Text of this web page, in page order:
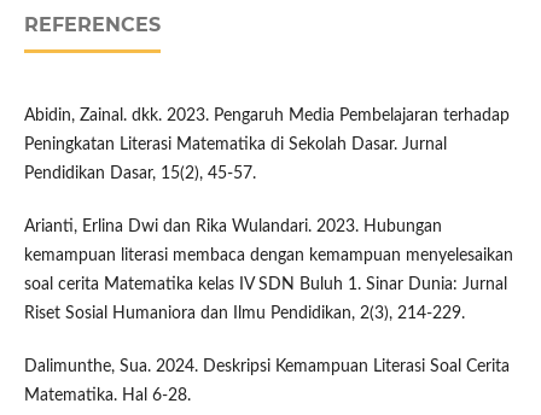
REFERENCES
Abidin, Zainal. dkk. 2023. Pengaruh Media Pembelajaran terhadap
Peningkatan Literasi Matematika di Sekolah Dasar. Jurnal
Pendidikan Dasar, 15(2), 45-57.
Arianti, Erlina Dwi dan Rika Wulandari. 2023. Hubungan
kemampuan literasi membaca dengan kemampuan menyelesaikan
soal cerita Matematika kelas IV SDN Buluh 1. Sinar Dunia: Jurnal
Riset Sosial Humaniora dan Ilmu Pendidikan, 2(3), 214-229.
Dalimunthe, Sua. 2024. Deskripsi Kemampuan Literasi Soal Cerita
Matematika. Hal 6-28.